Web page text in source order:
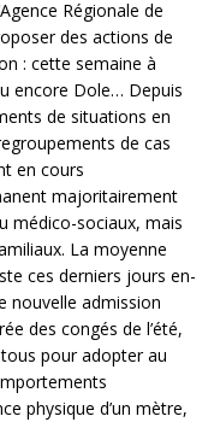
Régionale de
des actions de
: cette semaine à
encore Dole… Depuis
de situations en
de cas
en cours
majoritairement
médico-sociaux, mais
La moyenne
ces derniers jours en-
nouvelle admission
des congés de l’été,
tous pour adopter au
physique d’un mètre,